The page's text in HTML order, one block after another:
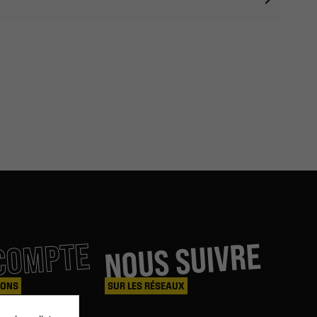
NOUS SUIVRE
SUR LES RÉSEAUX